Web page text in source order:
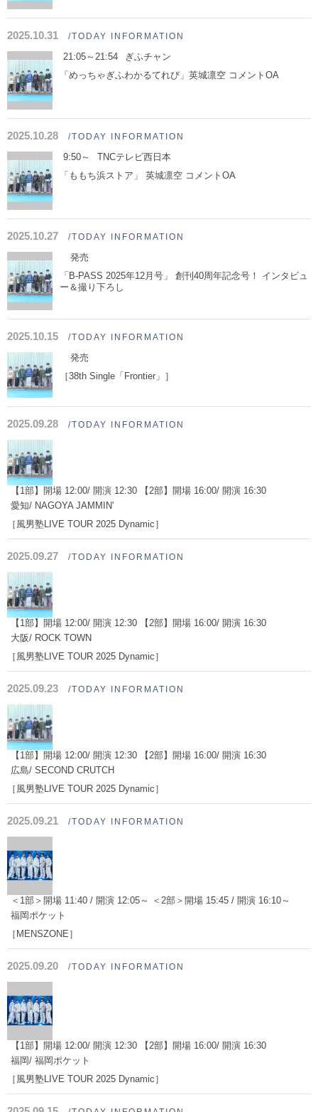
2025.10.31 /TODAY INFORMATION
21:05～21:54
ぎふチャン
「めっちゃぎふわかるてれび」英城凛空 コメントOA
2025.10.28 /TODAY INFORMATION
9:50～
TNCテレビ西日本
「ももち浜ストア」 英城凛空 コメントOA
2025.10.27 /TODAY INFORMATION
発売
「B-PASS 2025年12月号」 創刊40周年記念号！ インタビュ
ー＆撮り下ろし
2025.10.15 /TODAY INFORMATION
発売
［38th Single「Frontier」］
2025.09.28 /TODAY INFORMATION
【1部】開場 12:00/ 開演 12:30 【2部】開場 16:00/ 開演 16:30
愛知/ NAGOYA JAMMIN'
［風男塾LIVE TOUR 2025 Dynamic］
2025.09.27 /TODAY INFORMATION
【1部】開場 12:00/ 開演 12:30 【2部】開場 16:00/ 開演 16:30
大阪/ ROCK TOWN
［風男塾LIVE TOUR 2025 Dynamic］
2025.09.23 /TODAY INFORMATION
【1部】開場 12:00/ 開演 12:30 【2部】開場 16:00/ 開演 16:30
広島/ SECOND CRUTCH
［風男塾LIVE TOUR 2025 Dynamic］
2025.09.21 /TODAY INFORMATION
＜1部＞開場 11:40 / 開演 12:05～ ＜2部＞開場 15:45 / 開演 16:10～
福岡ポケット
［MENSZONE］
2025.09.20 /TODAY INFORMATION
【1部】開場 12:00/ 開演 12:30 【2部】開場 16:00/ 開演 16:30
福岡/ 福岡ポケット
［風男塾LIVE TOUR 2025 Dynamic］